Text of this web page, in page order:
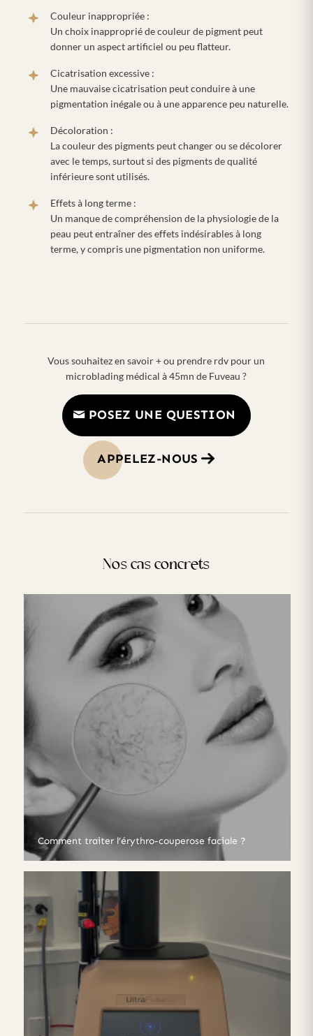
Couleur inappropriée :
Un choix inapproprié de couleur de pigment peut
donner un aspect artificiel ou peu flatteur.
Cicatrisation excessive :
Une mauvaise cicatrisation peut conduire à une
pigmentation inégale ou à une apparence peu naturelle.
Décoloration :
La couleur des pigments peut changer ou se décolorer
avec le temps, surtout si des pigments de qualité
inférieure sont utilisés.
Effets à long terme :
Un manque de compréhension de la physiologie de la
peau peut entraîner des effets indésirables à long
terme, y compris une pigmentation non uniforme.
Vous souhaitez en savoir + ou prendre rdv pour un
microblading médical à 45mn de Fuveau ?
POSEZ UNE QUESTION
APPELEZ-NOUS
Nos cas concrets
Comment traiter l’érythro-couperose faciale ?